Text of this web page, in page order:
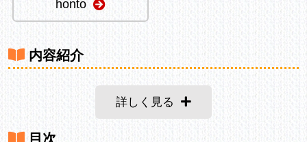
honto
内容紹介
詳しく見る
目次